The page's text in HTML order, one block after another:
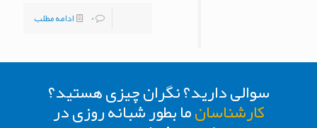
0
ادامه مطلب
سوالی دارید؟ نگران چیزی هستید؟
کارشناسانما بطور شبانه روزی در